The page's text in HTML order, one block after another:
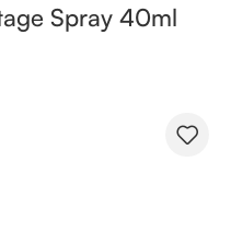
Spray 40ml